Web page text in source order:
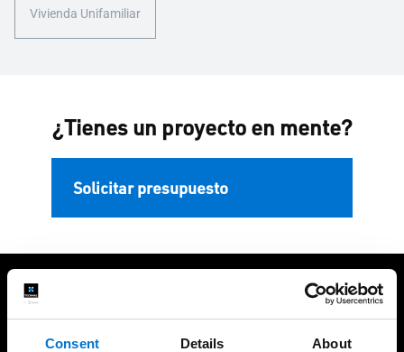
Consent Details About
Vivienda Unifamiliar
¿Tienes un proyecto en mente?
Solicitar presupuesto
A tu lado durante el proyecto